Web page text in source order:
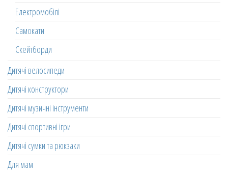
Електромобілі
Самокати
Скейтборди
Дитячі велосипеди
Дитячі конструктори
Дитячі музичні інструменти
Дитячі спортивні ігри
Дитячі сумки та рюкзаки
Для мам